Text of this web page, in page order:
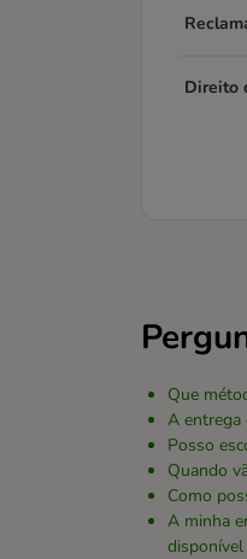
Direito
Que
A entrega
Posso
Quando
Como
A minha
disponível